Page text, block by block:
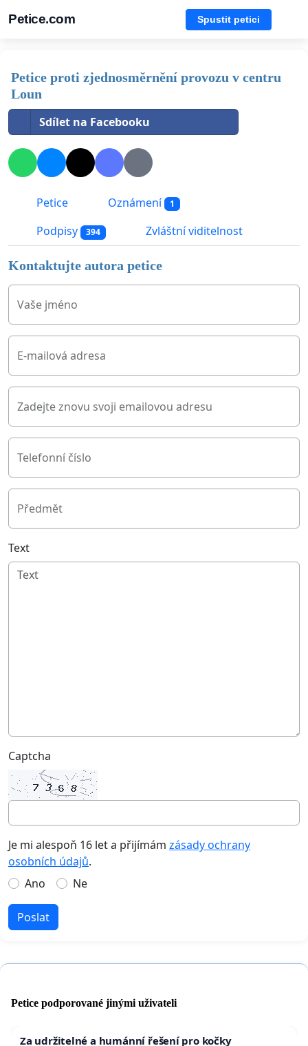
Petice.com Spustit petici
Petice proti zjednosměrnění provozu v centru
Loun
Sdílet na Facebooku
Petice Oznámení 1
Podpisy 394 Zvláštní viditelnost
Kontaktujte autora petice
Vaše jméno
E-mailová adresa
Zadejte znovu svoji emailovou adresu
Telefonní číslo
Předmět
Text
Captcha
Je mi alespoň 16 let a přijímám zásady ochrany
osobních údajů.
Ano
Ne
Poslat
Petice podporované jinými uživateli
Za udržitelné a humánní řešení pro kočky